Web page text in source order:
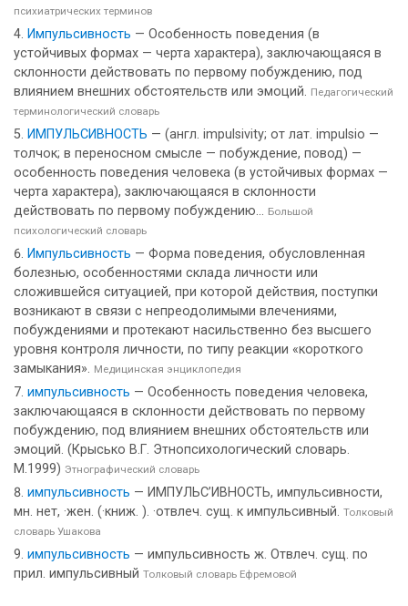
психиатрических терминов
Импульсивность — Особенность поведения (в
устойчивых формах — черта характера), заключающаяся в
склонности действовать по первому побуждению, под
влиянием внешних обстоятельств или эмоций. Педагогический
терминологический словарь
ИМПУЛЬСИВНОСТЬ — (англ. impulsivity; от лат. impulsio —
толчок; в переносном смысле — побуждение, повод) —
особенность поведения человека (в устойчивых формах —
черта характера), заключающаяся в склонности
действовать по первому побуждению... Большой
психологический словарь
Импульсивность — Форма поведения, обусловленная
болезнью, особенностями склада личности или
сложившейся ситуацией, при которой действия, поступки
возникают в связи с непреодолимыми влечениями,
побуждениями и протекают насильственно без высшего
уровня контроля личности, по типу реакции «короткого
замыкания». Медицинская энциклопедия
импульсивность — Особенность поведения человека,
заключающаяся в склонности действовать по первому
побуждению, под влиянием внешних обстоятельств или
эмоций. (Крысько В.Г. Этнопсихологический словарь.
М.1999) Этнографический словарь
импульсивность — ИМПУЛЬС’ИВНОСТЬ, импульсивности,
мн. нет, ·жен. (·книж. ). ·отвлеч. сущ. к импульсивный. Толковый
словарь Ушакова
импульсивность — импульсивность ж. Отвлеч. сущ. по
прил. импульсивный Толковый словарь Ефремовой